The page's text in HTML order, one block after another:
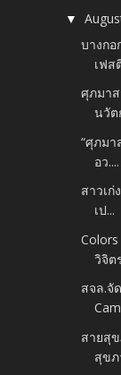
▼
บางก
เฟส
ศุภมา
นวัต
“ศุภม
อว....
สาวเ
เป...
วิจิต
สจล.จั
สายสุ
สุขภ